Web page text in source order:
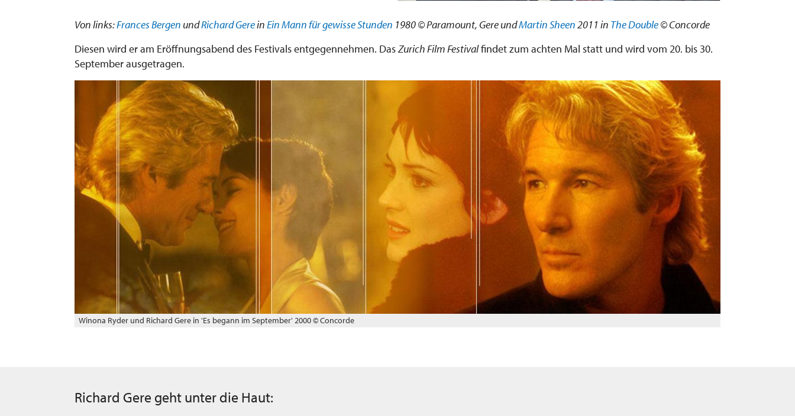
Von links:Frances Bergen undRichard GereinEin Mann für gewisse Stunden 1980 © Paramount, Gere undMartin Sheen 2011 in The Double© Concorde
Diesen wird er am Eröffnungsabend des Festivals entgegennehmen. DasZurich Film Festivalfindet zum achten Mal statt und wird vom 20. bis 30.
September ausgetragen.
Winona Ryder und Richard Gere in 'Es begann im September' 2000 © Concorde
Richard Gere geht unter die Haut: